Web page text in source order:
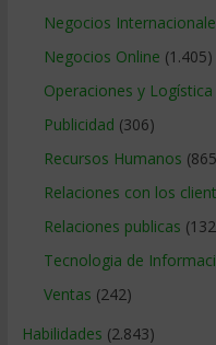
Negocios
Negocios Online (1.405)
Operaciones y Logística
Publicidad (306)
Recursos Humanos
Relaciones con los
Relaciones publicas
Tecnologia de
Ventas (242)
Habilidades (2.843)